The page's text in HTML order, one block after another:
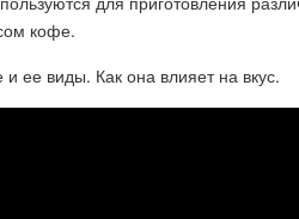
кофе.
ее виды. Как она влияет на вкус.